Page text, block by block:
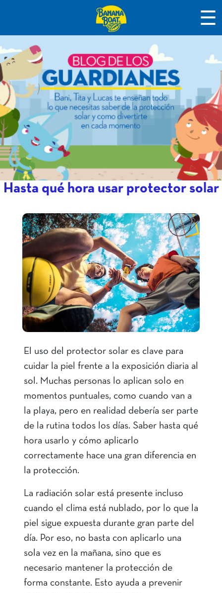
☰
Hasta qué hora usar protector solar
El uso del protector solar es clave para
cuidar la piel frente a la exposición diaria al
sol. Muchas personas lo aplican solo en
momentos puntuales, como cuando van a
la playa, pero en realidad debería ser parte
de la rutina todos los días. Saber hasta qué
hora usarlo y cómo aplicarlo
correctamente hace una gran diferencia en
la protección.
La radiación solar está presente incluso
cuando el clima está nublado, por lo que la
piel sigue expuesta durante gran parte del
día. Por eso, no basta con aplicarlo una
sola vez en la mañana, sino que es
necesario mantener la protección de
forma constante. Esto ayuda a prevenir